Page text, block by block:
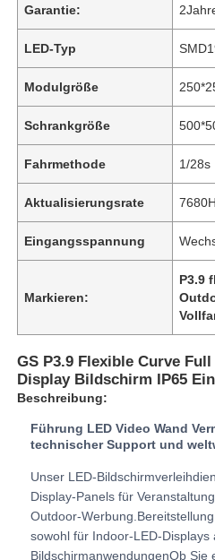
Zu Hause
Videos
VR Show
Garantie:
LED-Typ
Modulgröße
Schrankgröße
Fahrmethode 1/28s
Aktualisierungsrate
Eingangsspannung
Markieren:
P3.9
GS P3.9 Flexible Curve
Display Bildschirm IP65
Beschreibung:
Führung LED Video Wand
technischer Support und
Unser LED-
Display-Panels für
Outdoor-
sowohl für Indoor-LED-
BildschirmanwendungenOb Sie